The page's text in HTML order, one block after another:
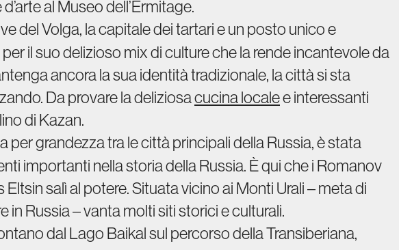
al Museo dell’Ermitage.
del Volga, la capitale dei tartari e un posto unico e
il suo delizioso mix di culture che la rende incantevole da
ancora la sua identità tradizionale, la città si sta
Da provare la deliziosacucina localee interessanti
di Kazan.
per grandezza tra le città principali della Russia, è stata
importanti nella storia della Russia. È qui che i Romanov
salì al potere. Situata vicino ai Monti Urali – meta di
in Russia – vanta molti siti storici e culturali.
dal Lago Baikal sul percorso della Transiberiana,